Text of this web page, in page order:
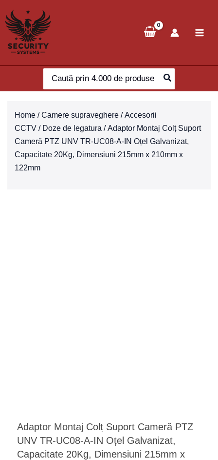
to
content
for:
Home /Camere supraveghere /Accesorii
CCTV / Doze de legatura / Adaptor Montaj Colț Suport
Cameră PTZ UNV TR-UC08-A-IN Oțel Galvanizat,
Capacitate 20Kg, Dimensiuni 215mm x 210mm x
122mm
Adaptor Montaj Colț Suport Cameră PTZ
UNV TR-UC08-A-IN Oțel Galvanizat,
Capacitate 20Kg, Dimensiuni 215mm x